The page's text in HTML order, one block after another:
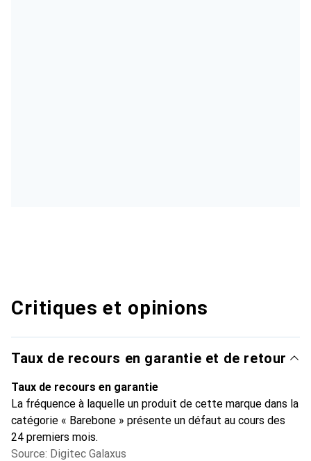
Critiques et opinions
Taux de recours en garantie et de retour
Taux de recours en garantie
La fréquence à laquelle un produit de cette marque dans la
catégorie « Barebone » présente un défaut au cours des
24 premiers mois.
Source: Digitec Galaxus